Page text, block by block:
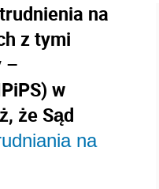
na
z tymi
–
w
że Sąd
na